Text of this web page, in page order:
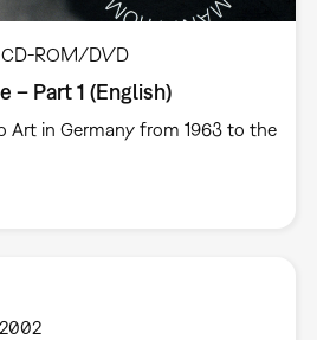
CD-ROM/DVD
– Part 1 (English)
Art in Germany from 1963 to the